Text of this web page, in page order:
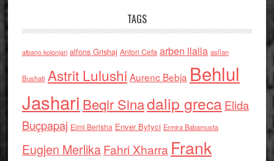
TAGS
albano kolonjari alfons Grishaj Anton Cefa arben llalla asllan
Bushati Astrit Lulushi Aurenc Bebja Behlul
Jashari Beqir Sinadalip grecaElida
Buçpapaj Elmi Berisha Enver Bytyci Ermira Babamusta
Eugjen MerlikaFahri Xharra Frank